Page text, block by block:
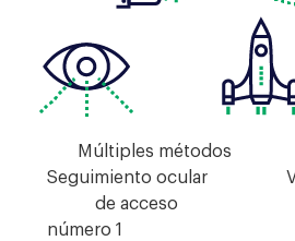
Múltiples
Seguimiento ocular
de
número 1